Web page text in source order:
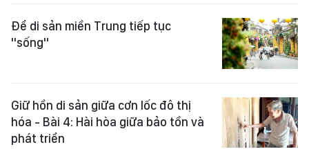
Để di sản miền Trung tiếp tục
"sống"
Giữ hồn di sản giữa cơn lốc đô thị
hóa - Bài 4: Hài hòa giữa bảo tồn và
phát triển